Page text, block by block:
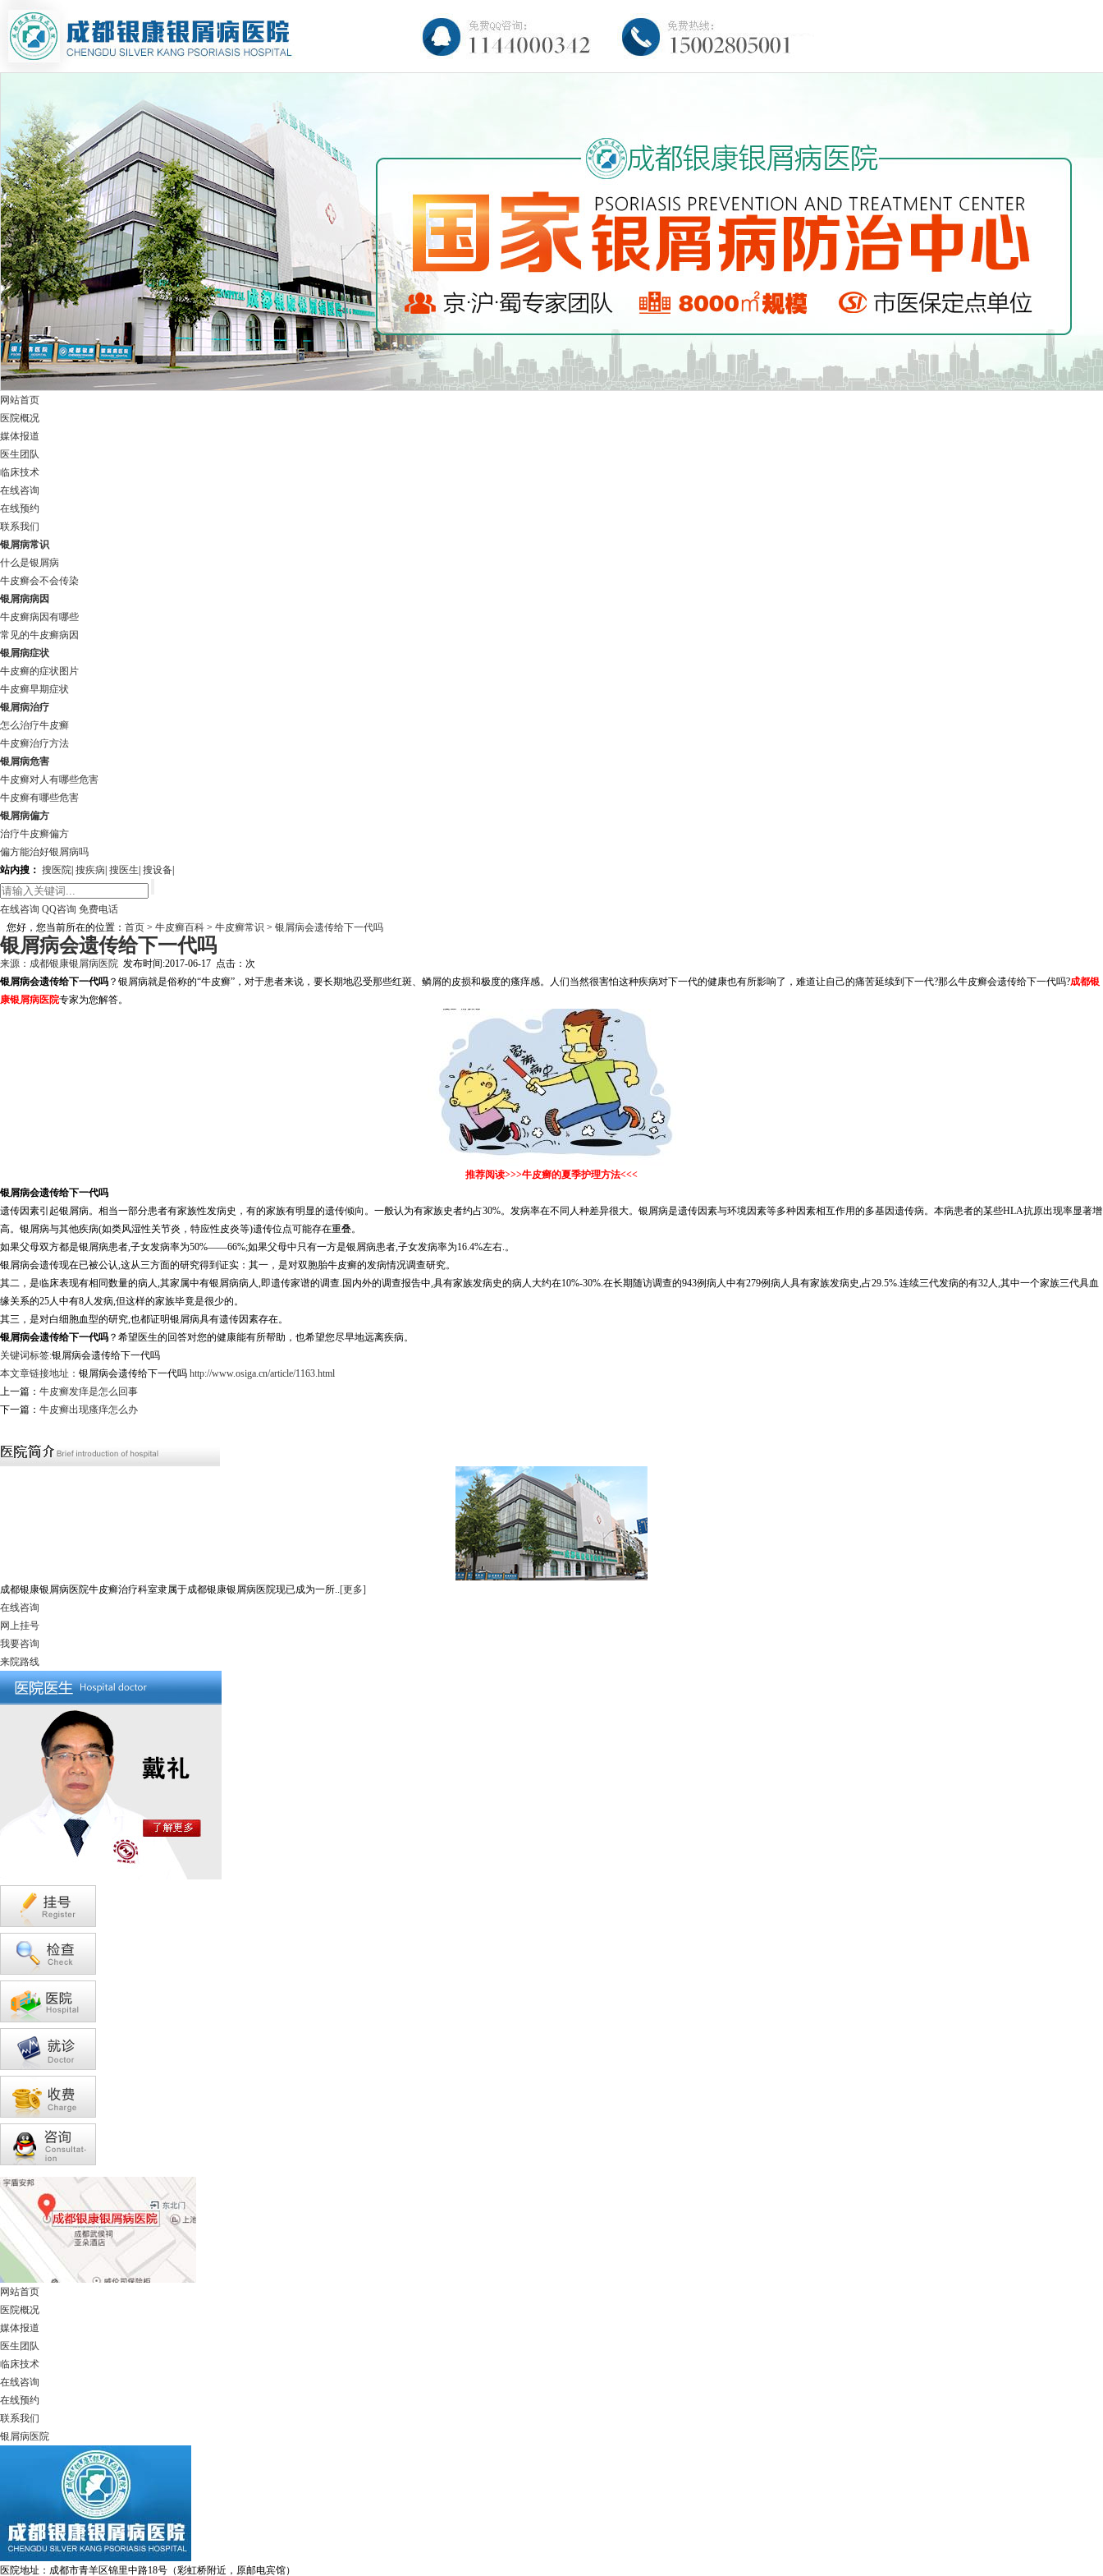
网站首页
医院概况
媒体报道
医生团队
临床技术
在线咨询
在线预约
联系我们
银屑病常识
什么是银屑病
牛皮癣会不会传染
银屑病病因
牛皮癣病因有哪些
常见的牛皮癣病因
银屑病症状
牛皮癣的症状图片
牛皮癣早期症状
银屑病治疗
怎么治疗牛皮癣
牛皮癣治疗方法
银屑病危害
牛皮癣对人有哪些危害
牛皮癣有哪些危害
银屑病偏方
治疗牛皮癣偏方
偏方能治好银屑病吗
站内搜： 搜医院 搜疾病 搜医生 搜设备
在线咨询 QQ咨询 免费电话
您好，您当前所在的位置： 首页 > 牛皮癣百科 > 牛皮癣常识 > 银屑病会遗传给下一代吗
银屑病会遗传给下一代吗
来源： 成都银康银屑病医院 发布时间:2017-06-17 点击： 次
银屑病会遗传给下一代吗 ？银屑病就是俗称的“牛皮癣”，对于患者来说，要长期地忍受那些红斑、鳞屑的皮损和极度的瘙痒感。人们当然很害怕这种疾病对下一代的健康也有所影响了，难道让自己的痛苦延续到下一代?那么牛皮癣会遗传给下一代吗?成都银
康银屑病医院专家为您解答。
推荐阅读>>>牛皮癣的夏季护理方法<<<
银屑病会遗传给下一代吗
遗传因素引起银屑病。相当一部分患者有家族性发病史，有的家族有明显的遗传倾向。一般认为有家族史者约占30%。发病率在不同人种差异很大。银屑病是遗传因素与环境因素等多种因素相互作用的多基因遗传病。本病患者的某些HLA抗原出现率显著增
高。银屑病与其他疾病(如类风湿性关节炎，特应性皮炎等)遗传位点可能存在重叠。
如果父母双方都是银屑病患者,子女发病率为50%——66%;如果父母中只有一方是银屑病患者,子女发病率为16.4%左右.。
银屑病会遗传现在已被公认,这从三方面的研究得到证实：其一，是对双胞胎牛皮癣的发病情况调查研究。
其二，是临床表现有相同数量的病人,其家属中有银屑病病人,即遗传家谱的调查.国内外的调查报告中,具有家族发病史的病人大约在10%-30%.在长期随访调查的943例病人中有279例病人具有家族发病史,占29.5%.连续三代发病的有32人,其中一个家族三代具血
缘关系的25人中有8人发病,但这样的家族毕竟是很少的。
其三，是对白细胞血型的研究,也都证明银屑病具有遗传因素存在。
银屑病会遗传给下一代吗 ？希望医生的回答对您的健康能有所帮助，也希望您尽早地远离疾病。
关键词标签:银屑病会遗传给下一代吗
本文章链接地址： 银屑病会遗传给下一代吗 http://www.osiga.cn/article/1163.html
上一篇： 牛皮癣发痒是怎么回事
下一篇： 牛皮癣出现瘙痒怎么办
成都银康银屑病医院牛皮癣治疗科室隶属于成都银康银屑病医院现已成为一所..[更多]
在线咨询
网上挂号
我要咨询
来院路线
网站首页
医院概况
媒体报道
医生团队
临床技术
在线咨询
在线预约
联系我们
银屑病医院
医院地址：成都市青羊区锦里中路18号（彩虹桥附近，原邮电宾馆）